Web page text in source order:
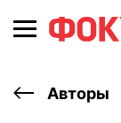
Авторы